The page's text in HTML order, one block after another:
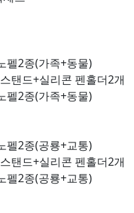
펠2종(가족+동물)
탠드+실리콘 펜홀더2개
펠2종(가족+동물)
펠2종(공룡+교통)
탠드+실리콘 펜홀더2개
펠2종(공룡+교통)